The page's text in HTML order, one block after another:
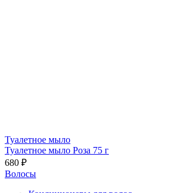
Туалетное мыло
Туалетное мыло Роза 75 г
680 ₽
Волосы